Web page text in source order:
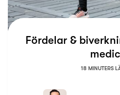
Fördelar &
18 MINUTERS